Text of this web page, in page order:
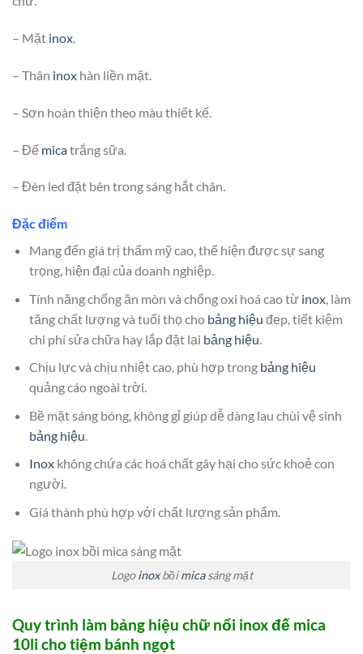
– Mặt inox.
– Thân inox hàn liền mặt.
– Sơn hoàn thiện theo màu thiết kế.
– Đế micatrắng sữa.
– Đèn led đặt bên trong sáng hắt chân.
Đặc điểm
Mang đến giá trị thẩm mỹ cao, thể hiện được sự sang
trọng, hiện đại của doanh nghiệp.
Tính năng chống ăn mòn và chống oxi hoá cao từ inox, làm
tăng chất lượng và tuổi thọ cho bảng hiệu đẹp, tiết kiệm
chi phí sửa chữa hay lắp đặt lại bảng hiệu
Chịu lực và chịu nhiệt cao, phù hợp trong bảng hiệu
quảng cáo ngoài trời.
Bề mặt sáng bóng, không gỉ giúp dễ dàng lau chùi vệ sinh
bảng hiệu.
Inoxkhông chứa các hoá chất gây hại cho sức khoẻ con
người.
Giá thành phù hợp với chất lượng sản phẩm.
Logoinoxbồimicasáng mặt
Quy trình làm bảng hiệu chữ nổi inox đế mica
10li cho tiệm bánh ngọt